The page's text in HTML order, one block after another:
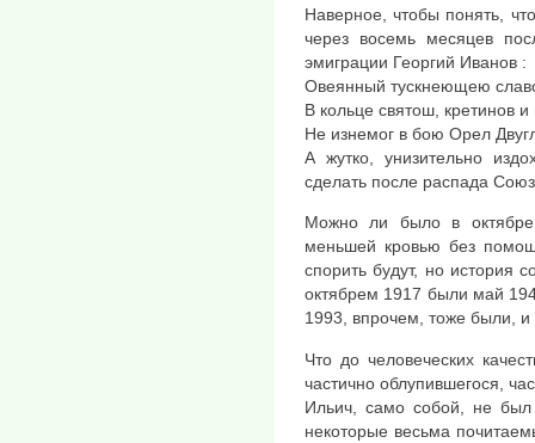
Наверное, чтобы понять,
через восемь месяцев
эмиграции Георгий Иванов :
Овеянный тускнеющею
В кольце святош, кретинов
Не изнемог в бою Орел
А жутко, унизительно
сделать после распада
Можно ли было в
меньшей кровью без
спорить будут, но история
октябрем 1917 были май
1993, впрочем, тоже были,
Что до человеческих
частично облупившегося,
Ильич, само собой, не был
некоторые весьма